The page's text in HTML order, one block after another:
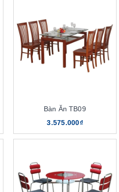
Bàn Ăn TB09
3.575.000₫